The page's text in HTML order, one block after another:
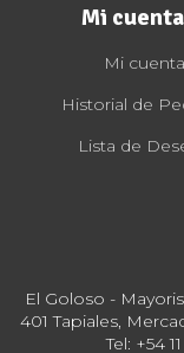
Mi cuenta
Mi cuenta
Historial de
Lista de
El Goloso -
401 Tapiales,
Tel: +54